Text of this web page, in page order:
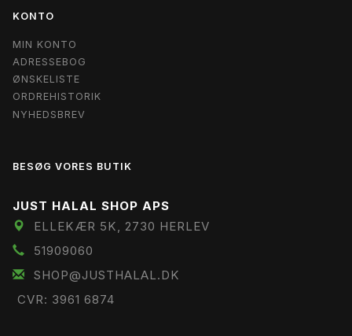
KONTO
MIN KONTO
ADRESSEBOG
ØNSKELISTE
ORDREHISTORIK
NYHEDSBREV
BESØG VORES BUTIK
JUST HALAL SHOP APS
ELLEKÆR 5K, 2730 HERLEV
51909060
SHOP@JUSTHALAL.DK
CVR: 3961 6874